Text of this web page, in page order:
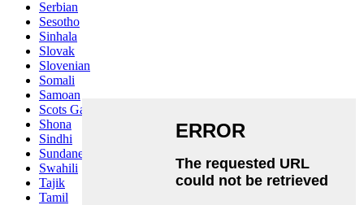
Serbian
Sesotho
Sinhala
Slovak
Slovenian
Somali
Samoan
Scots Gaelic
Shona
Sindhi
Sundanese
Swahili
Tajik
Tamil